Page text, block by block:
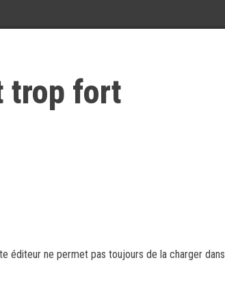
trop fort
éditeur ne permet pas toujours de la charger dans